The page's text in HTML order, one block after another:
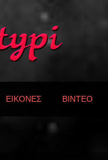
ΕΙΚΟΝΕΣ ΒΙΝΤΕΟ